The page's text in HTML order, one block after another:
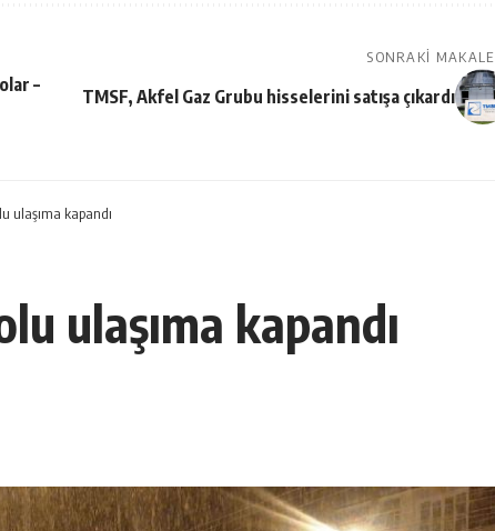
–
SONRAKI MAKALE
TMSF, Akfel Gaz Grubu hisselerini satışa çıkardı
ulaşıma kapandı
ulaşıma kapandı